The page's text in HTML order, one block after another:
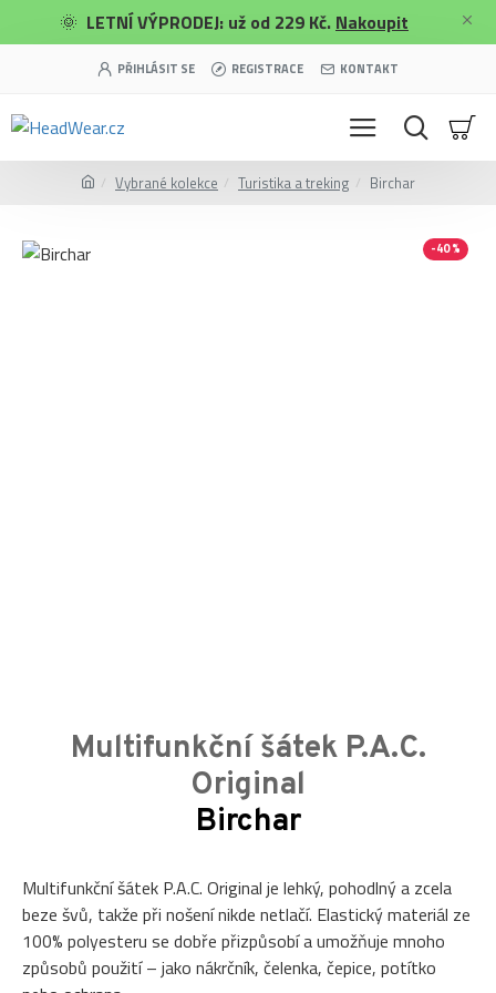
🌞 LETNÍ VÝPRODEJ: už od 229 Kč. Nakoupit
PŘIHLÁSIT SE REGISTRACE KONTAKT
Vybrané kolekce Turistika a treking Birchar
-40 %
Multifunkční šátek P.A.C.
Original
Birchar
Multifunkční šátek P.A.C. Original je lehký, pohodlný a zcela
beze švů, takže při nošení nikde netlačí. Elastický materiál ze
100% polyesteru se dobře přizpůsobí a umožňuje mnoho
způsobů použití – jako nákrčník, čelenka, čepice, potítko